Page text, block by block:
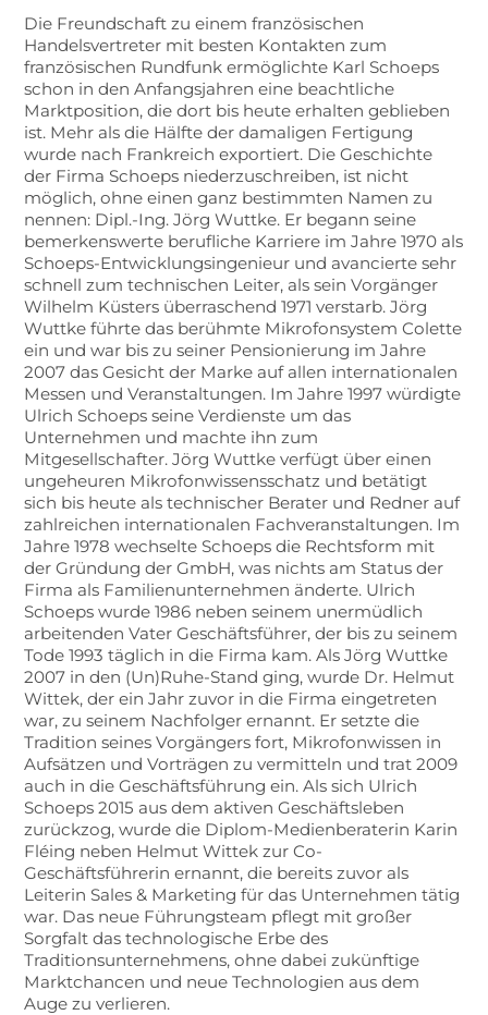
Die Freundschaft zu einem französischen
Handelsvertreter mit besten Kontakten zum
französischen Rundfunk ermöglichte Karl Schoeps
schon in den Anfangsjahren eine beachtliche
Marktposition, die dort bis heute erhalten geblieben
ist. Mehr als die Hälfte der damaligen Fertigung
wurde nach Frankreich exportiert. Die Geschichte
der Firma Schoeps niederzuschreiben, ist nicht
möglich, ohne einen ganz bestimmten Namen zu
nennen: Dipl.-Ing. Jörg Wuttke. Er begann seine
bemerkenswerte berufliche Karriere im Jahre 1970 als
Schoeps-Entwicklungsingenieur und avancierte sehr
schnell zum technischen Leiter, als sein Vorgänger
Wilhelm Küsters überraschend 1971 verstarb. Jörg
Wuttke führte das berühmte Mikrofonsystem Colette
ein und war bis zu seiner Pensionierung im Jahre
2007 das Gesicht der Marke auf allen internationalen
Messen und Veranstaltungen. Im Jahre 1997 würdigte
Ulrich Schoeps seine Verdienste um das
Unternehmen und machte ihn zum
Mitgesellschafter. Jörg Wuttke verfügt über einen
ungeheuren Mikrofonwissensschatz und betätigt
sich bis heute als technischer Berater und Redner auf
zahlreichen internationalen Fachveranstaltungen. Im
Jahre 1978 wechselte Schoeps die Rechtsform mit
der Gründung der GmbH, was nichts am Status der
Firma als Familienunternehmen änderte. Ulrich
Schoeps wurde 1986 neben seinem unermüdlich
arbeitenden Vater Geschäftsführer, der bis zu seinem
Tode 1993 täglich in die Firma kam. Als Jörg Wuttke
2007 in den (Un)Ruhe-Stand ging, wurde Dr. Helmut
Wittek, der ein Jahr zuvor in die Firma eingetreten
war, zu seinem Nachfolger ernannt. Er setzte die
Tradition seines Vorgängers fort, Mikrofonwissen in
Aufsätzen und Vorträgen zu vermitteln und trat 2009
auch in die Geschäftsführung ein. Als sich Ulrich
Schoeps 2015 aus dem aktiven Geschäftsleben
zurückzog, wurde die Diplom-Medienberaterin Karin
Fléing neben Helmut Wittek zur Co-
Geschäftsführerin ernannt, die bereits zuvor als
Leiterin Sales & Marketing für das Unternehmen tätig
war. Das neue Führungsteam pflegt mit großer
Sorgfalt das technologische Erbe des
Traditionsunternehmens, ohne dabei zukünftige
Marktchancen und neue Technologien aus dem
Auge zu verlieren.